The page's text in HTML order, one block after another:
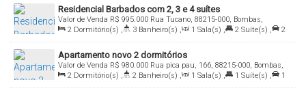
Residencial Barbados com 2, 3 e 4 suítes
R$ 995.000
Valor de Venda
Rua Tucano, 88215-000, Bombas,
Bombinhas, Santa Catarina, Brasil
2 Dormitório(s) , 3 Banheiro(s) , 1 Sala(s) , 2 Suíte(s) ,
2
Vaga(s) , Útil: 85.00m²
Apartamento novo 2 dormitórios
R$ 980.000
Valor de Venda
Rua pica pau, 166, 88215-000, Bombas,
Bombinhas, Santa Catarina, Brasil
2 Dormitório(s) , 2 Banheiro(s) , 1 Sala(s) , 1 Suíte(s) ,
1
Vaga(s) , Útil: 84.00m²